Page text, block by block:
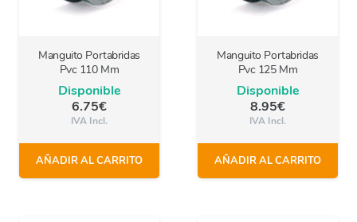
Manguito Portabridas
Pvc 110 Mm
Disponible
6.75€
IVA Incl.
AÑADIR AL CARRITO
Manguito Portabridas
Pvc 125 Mm
Disponible
8.95€
IVA Incl.
AÑADIR AL CARRITO